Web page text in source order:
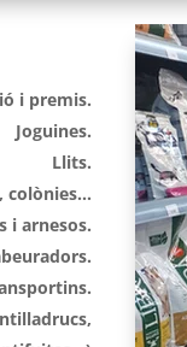
i premis.
Joguines.
Llits.
colònies…
i arnesos.